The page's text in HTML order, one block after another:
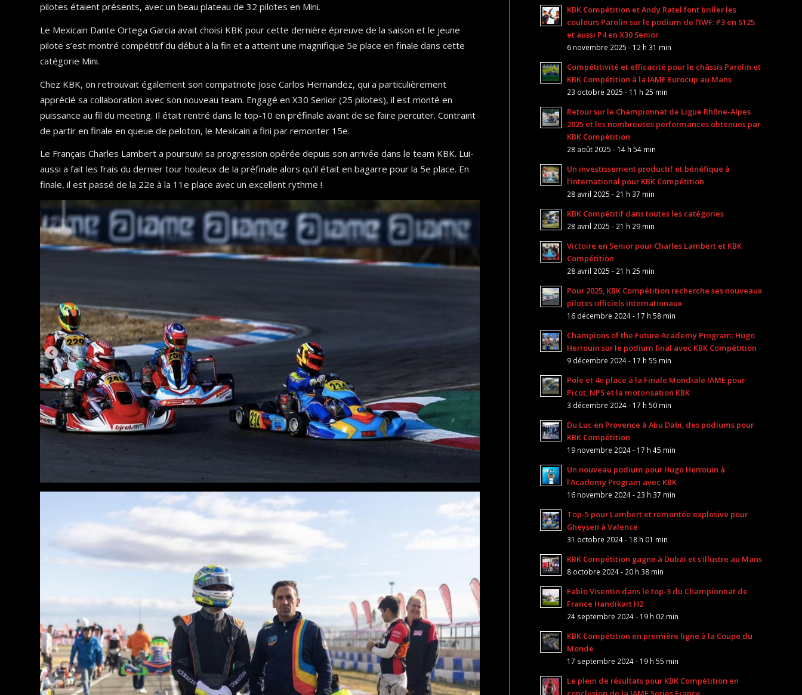
pilotes étaient présents, avec un beau plateau de 32 pilotes en Mini.
Le Mexicain Dante Ortega Garcia avait choisi KBK pour cette dernière épreuve de la saison et le jeune
pilote s’est montré compétitif du début à la fin et a atteint une magnifique 5e place en finale dans cette
catégorie Mini.
Chez KBK, on retrouvait également son compatriote Jose Carlos Hernandez, qui a particulièrement
apprécié sa collaboration avec son nouveau team. Engagé en X30 Senior (25 pilotes), il est monté en
puissance au fil du meeting. Il était rentré dans le top-10 en préfinale avant de se faire percuter. Contraint
de partir en finale en queue de peloton, le Mexicain a fini par remonter 15e.
Le Français Charles Lambert a poursuivi sa progression opérée depuis son arrivée dans le team KBK. Lui-
aussi a fait les frais du dernier tour houleux de la préfinale alors qu’il était en bagarre pour la 5e place. En
finale, il est passé de la 22e à la 11e place avec un excellent rythme !
KBK Compétition et Andy Ratel font briller les
couleurs Parolin sur le podium de l’IWF: P3 en S125
et aussi P4 en X30 Senior
6 novembre 2025 - 12 h 31 min
Compétitivité et efficacité pour le châssis Parolin et
KBK Compétition à la IAME Eurocup au Mans
23 octobre 2025 - 11 h 25 min
Retour sur le Championnat de Ligue Rhône-Alpes
2025 et les nombreuses performances obtenues par
KBK Compétition
28 août 2025 - 14 h 54 min
Un investissement productif et bénéfique à
l’international pour KBK Compétition
28 avril 2025 - 21 h 37 min
KBK Compétitif dans toutes les catégories
28 avril 2025 - 21 h 29 min
Victoire en Senior pour Charles Lambert et KBK
Compétition
28 avril 2025 - 21 h 25 min
Pour 2025, KBK Compétition recherche ses nouveaux
pilotes officiels internationaux
16 décembre 2024 - 17 h 58 min
Champions of the Future Academy Program: Hugo
Herrouin sur le podium final avec KBK Compétition
9 décembre 2024 - 17 h 55 min
Pole et 4e place à la Finale Mondiale IAME pour
Picot, NPS et la motorisation KBK
3 décembre 2024 - 17 h 50 min
Du Luc en Provence à Abu Dabi, des podiums pour
KBK Compétition
19 novembre 2024 - 17 h 45 min
Un nouveau podium pour Hugo Herrouin à
l’Academy Program avec KBK
16 novembre 2024 - 23 h 37 min
Top-5 pour Lambert et remontée explosive pour
Gheysen à Valence
31 octobre 2024 - 18 h 01 min
KBK Compétition gagne à Dubaï et s’illustre au Mans
8 octobre 2024 - 20 h 38 min
Fabio Visentin dans le top-3 du Championnat de
France Handikart H2
24 septembre 2024 - 19 h 02 min
KBK Compétition en première ligne à la Coupe du
Monde
17 septembre 2024 - 19 h 55 min
Le plein de résultats pour KBK Compétition en